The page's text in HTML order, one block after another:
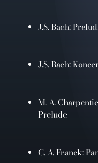
J.S. Bach:
J.S. Bach:
M. A.
Prelude
C. A. Franck: